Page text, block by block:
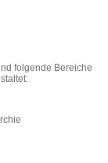
folgende Bereiche